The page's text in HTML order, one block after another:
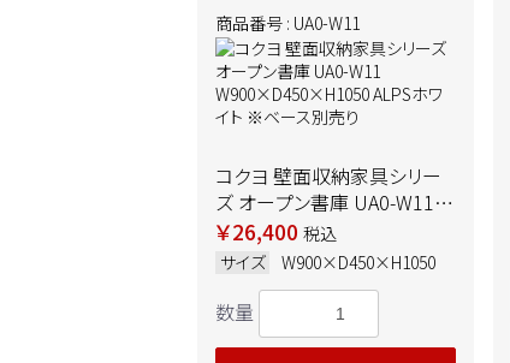
商品番号 : UA0-W11
コクヨ 壁面収納家具シリー
ズ オープン書庫 UA0-W11
W900×D450×H1050 ALPS
ホワイト ※ベース別売り
￥26,400 税込
サイズ
W900×D450×H1050
数量